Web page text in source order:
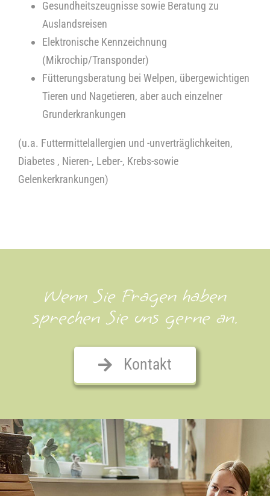
Gesundheitszeugnisse sowie Beratung zu
Auslandsreisen
Elektronische Kennzeichnung
(Mikrochip/Transponder)
Fütterungsberatung bei Welpen, übergewichtigen
Tieren und Nagetieren, aber auch einzelner
Grunderkrankungen
(u.a. Futtermittelallergien und -unverträglichkeiten,
Diabetes , Nieren-, Leber-, Krebs-sowie
Gelenkerkrankungen)
Wenn Sie Fragen haben
sprechen Sie uns gerne an.
Kontakt